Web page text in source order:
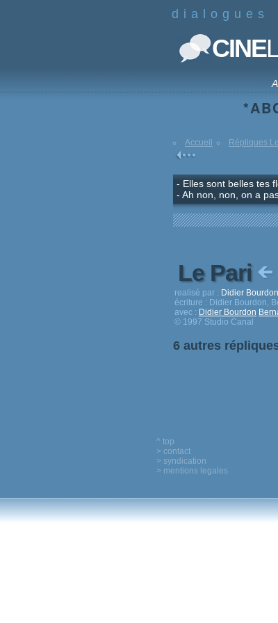
dialogues
CINE
*AB
Accueil Répliques
- Elles sont belles tes
- Ah non, non, on a
Le Pari
realisé par : Didier
écriture : Didier Bourdon,
avec : Didier Bourdon
© 1997 Studio Canal
6 autres
^ top
> contact
> syndication
> mentions legales